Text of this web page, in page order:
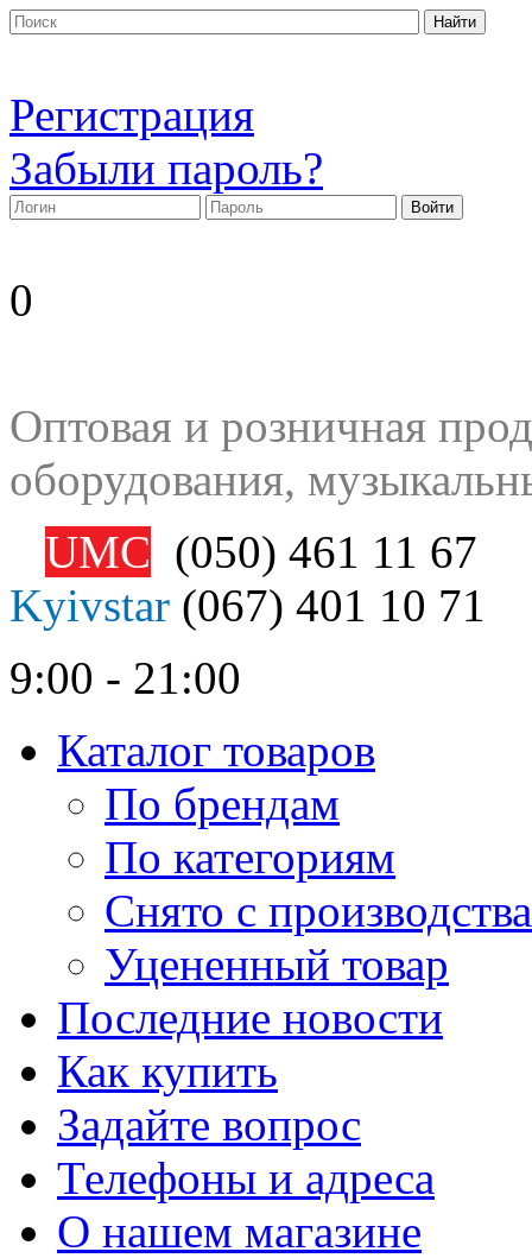
Регистрация
Забыли пароль?
0
Оптовая и розничная
оборудования,
UMC (050) 461 11 67
Kyivstar (067) 401 10 71
9:00 - 21:00
Каталог товаров
По брендам
По категориям
Снято с производства
Уцененный товар
Последние новости
Как купить
Задайте вопрос
Телефоны и адреса
О нашем магазине